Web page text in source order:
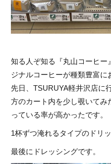
知る人ぞ知る『丸山コーヒー
ジナルコーヒーが種類豊富に
先日、TSURUYA軽井沢店に
方のカート内を少し覗いてみ
っている率が高かったです。
1杯ずつ淹れるタイプのドリ
最後にドレッシングです。